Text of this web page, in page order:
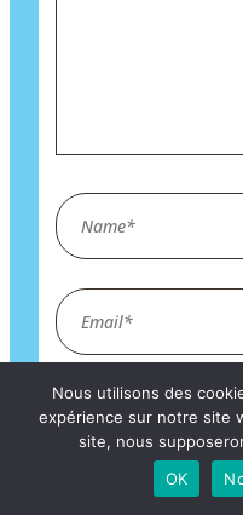
Name*
Email*
Site
Internet
commentaire.
Nous utilisons des
expérience sur notre site
site, nous
OK